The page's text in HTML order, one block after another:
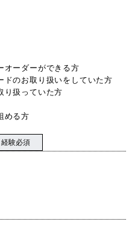
オーダーができる方
ドのお取り扱いをしていた方
り扱っていた方
める方
経験必須